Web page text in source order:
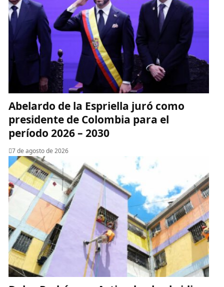
Abelardo de la Espriella juró como
presidente de Colombia para el
período 2026 – 2030
7 de agosto de 2026